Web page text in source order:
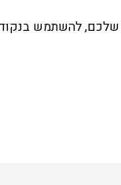
שלכם, להשתמש